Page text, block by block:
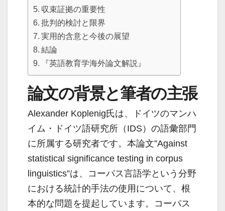
収束証拠の重要性
批判的検討と限界
実用的含意と今後の展望
結論
『英語教育学海外論文解説』
論文の背景と筆者の主張
Alexander Koplenig氏は、ドイツのマンハ
イム・ドイツ語研究所（IDS）の語彙部門
に所属する研究者です。本論文”Against
statistical significance testing in corpus
linguistics”は、コーパス言語学という分野
における統計的手法の使用について、根
本的な問題を提起しています。コーパス